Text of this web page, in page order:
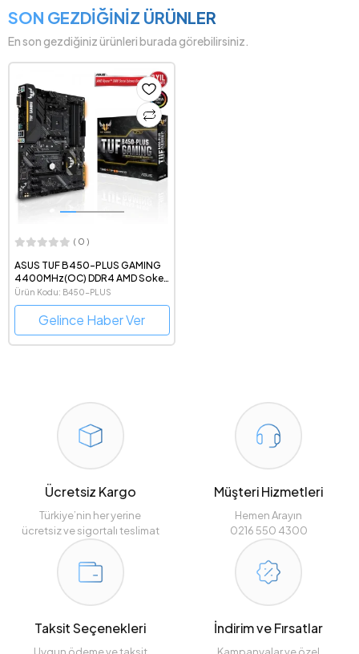
SON GEZDİĞİNİZ ÜRÜNLER
En son gezdiğiniz ürünleri burada görebilirsiniz.
( 0 )
ASUS TUF B450-PLUS GAMING
4400MHz(OC) DDR4 AMD Soket
AM4 ATX Anakart
Ürün Kodu: B450-PLUS
Gelince Haber Ver
Ücretsiz Kargo
Türkiye’nin her yerine
ücretsiz ve sigortalı teslimat
Müşteri Hizmetleri
Hemen Arayın
0216 550 4300
Taksit Seçenekleri İndirim ve Fırsatlar